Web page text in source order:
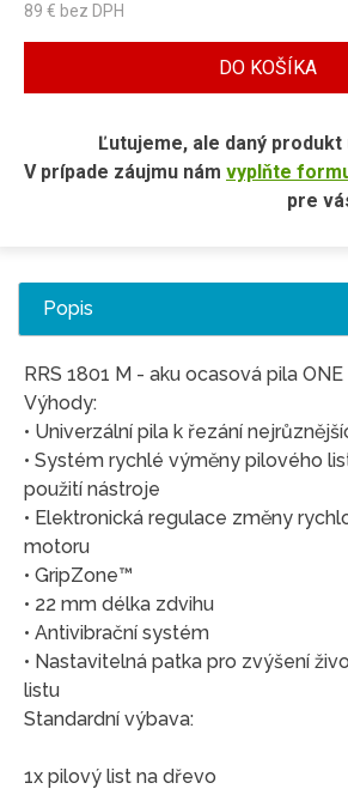
89 € bez DPH
DO KOŠÍKA
Ľutujeme, ale daný produkt
V prípade záujmu nám vyplňte
pre
Popis
RRS 1801 M - aku ocasová pila ONE
Výhody:
• Univerzální pila k řezání
• Systém rychlé výměny pilového
použití nástroje
• Elektronická regulace změny
motoru
• GripZone™
• 22 mm délka zdvihu
• Antivibrační systém
• Nastavitelná patka pro zvýšení
listu
Standardní výbava:
1x pilový list na dřevo